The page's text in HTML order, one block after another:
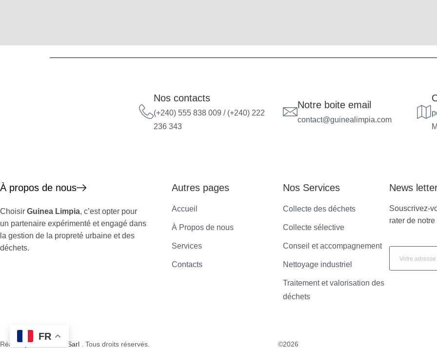
Nos contacts
(+240) 555 838 009 / (+240) 222
236 343
Notre boite email
contact@guinealimpia.com
À propos de nous
Choisir Guinea Limpia, c’est opter pour
un partenaire expérimenté et engagé dans
la gestion de la propreté urbaine et des
déchets.
Autres pages
Accueil
À Propos de nous
Services
Contacts
Nos Services
Collecte des déchets
Collecte sélective
Conseil et accompagnement
Nettoyage industriel
Traitement et valorisation des
déchets
News
Souscrivez-
rater de
Réalisé par Go Africa Sarl . Tous droits réservés. ©2026
FR